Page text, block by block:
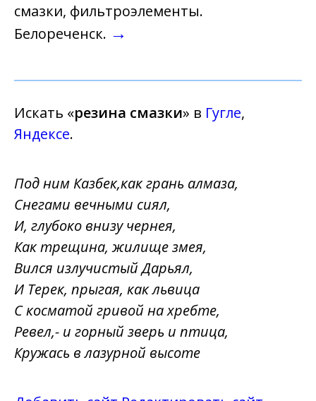
смазки, фильтроэлементы.
Белореченск. →
Искать «резина смазки» в Гугле,
Яндексе.
Под ним Казбек,как грань алмаза,
Снегами вечными сиял,
И, глубоко внизу чернея,
Как трещина, жилище змея,
Вился излучистый Дарьял,
И Терек, прыгая, как львица
С косматой гривой на хребте,
Ревел,- и горный зверь и птица,
Кружась в лазурной высоте